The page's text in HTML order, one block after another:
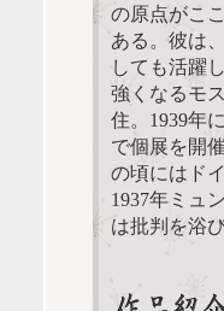
の原点がこ
ある。彼は
しても活躍
強くなるモ
住。1939年
で個展を開
の頃にはド
1937年ミュ
は批判を浴